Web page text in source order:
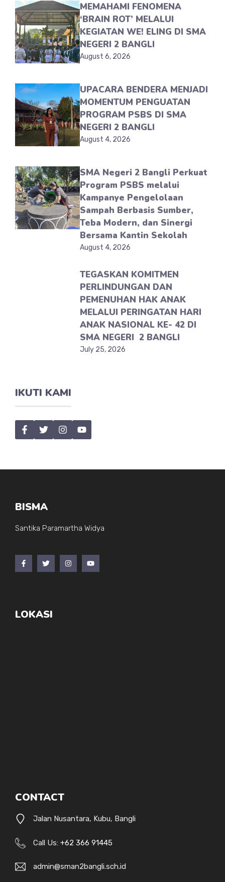
MEMAHAMI FENOMENA
‘BRAIN ROT’ MELALUI
KEGIATAN WE! ELING DI SMA
NEGERI 2 BANGLI
August 6, 2026
UPACARA BENDERA MENJADI
MOMENTUM PENGUATAN
PROGRAM PSBS DI SMA
NEGERI 2 BANGLI
August 4, 2026
SMA Negeri 2 Bangli Perkuat
Program PSBS melalui
Kampanye Pengelolaan
Sampah Berbasis Sumber,
Teba Modern, dan Sinergi
Bersama Kantin Sekolah
August 4, 2026
TEGASKAN KOMITMEN
PERLINDUNGAN DAN
PEMENUHAN HAK ANAK
MELALUI PERINGATAN HARI
ANAK NASIONAL KE- 42 DI
SMA NEGERI 2 BANGLI
July 25, 2026
IKUTI KAMI
BISMA
Santika Paramartha Widya
LOKASI
CONTACT
Jalan Nusantara, Kubu, Bangli
Call Us: +62 366 91445
admin@sman2bangli.sch.id